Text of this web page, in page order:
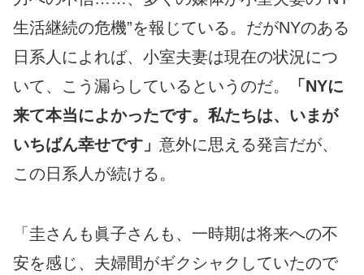
生活継続の危機”を報じている。だがNYのある
日系人によれば、小室夫妻は現在の状況につ
いて、こう漏らしているというのだ。
「NYに
来て本当によかったです。私たちは、いまが
いちばん幸せです」 意外に思える発言だが、
この日系人が続ける。
「圭さんも眞子さんも、一時期は将来への不
安を感じ、夫婦間がギクシャクしていたので